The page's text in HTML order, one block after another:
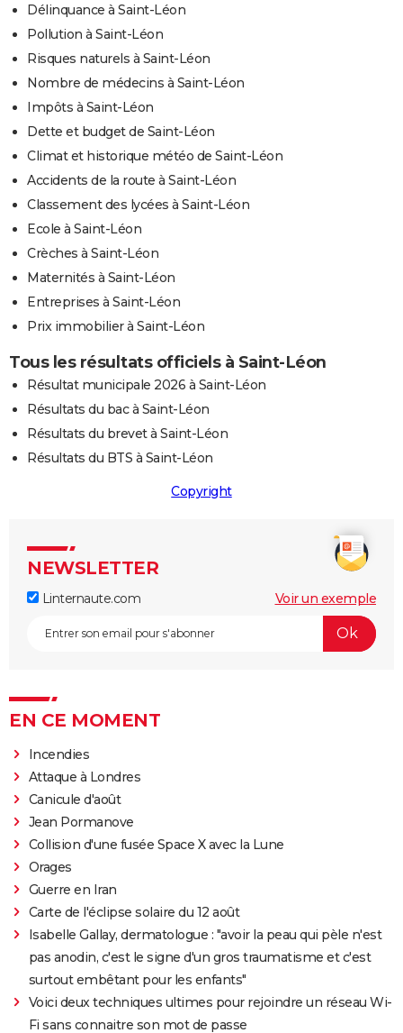
Délinquance à Saint-Léon
Pollution à Saint-Léon
Risques naturels à Saint-Léon
Nombre de médecins à Saint-Léon
Impôts à Saint-Léon
Dette et budget de Saint-Léon
Climat et historique météo de Saint-Léon
Accidents de la route à Saint-Léon
Classement des lycées à Saint-Léon
Ecole à Saint-Léon
Crèches à Saint-Léon
Maternités à Saint-Léon
Entreprises à Saint-Léon
Prix immobilier à Saint-Léon
Tous les résultats officiels à Saint-Léon
Résultat municipale 2026 à Saint-Léon
Résultats du bac à Saint-Léon
Résultats du brevet à Saint-Léon
Résultats du BTS à Saint-Léon
Copyright
NEWSLETTER
Linternaute.com Voir un exemple
EN CE MOMENT
Incendies
Attaque à Londres
Canicule d'août
Jean Pormanove
Collision d'une fusée Space X avec la Lune
Orages
Guerre en Iran
Carte de l'éclipse solaire du 12 août
Isabelle Gallay, dermatologue : "avoir la peau qui pèle n'est
pas anodin, c'est le signe d'un gros traumatisme et c'est
surtout embêtant pour les enfants"
Voici deux techniques ultimes pour rejoindre un réseau Wi-
Fi sans connaitre son mot de passe